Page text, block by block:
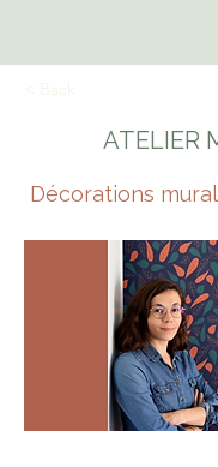
ATELIER
Décorations